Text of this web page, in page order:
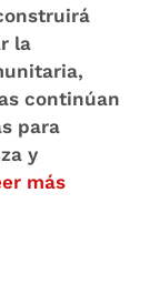
la
continúan
para
y
más